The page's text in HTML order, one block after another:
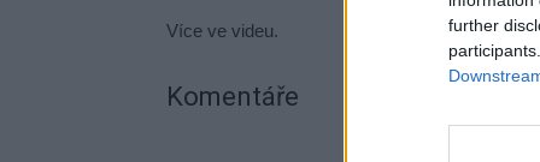
further
Více ve videu.
Komentáře